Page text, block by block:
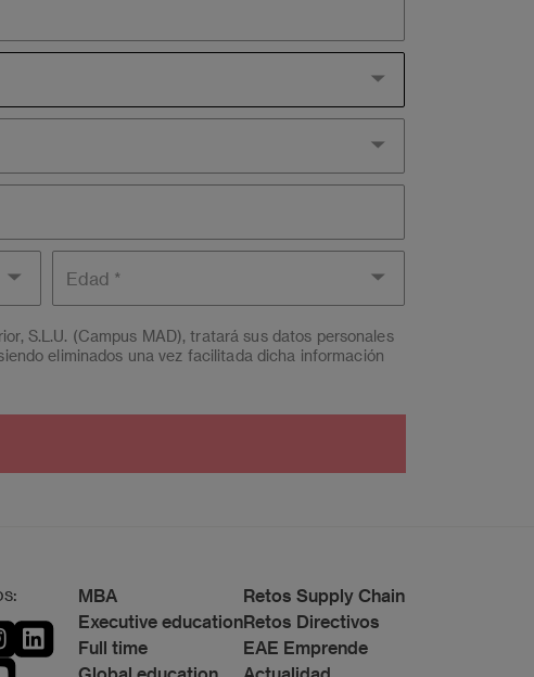
S.L.U. (Campus MAD), tratará sus datos personales
eliminados una vez facilitada dicha información
a EAE Institución Superior de Formación
221 de Barcelona, o remitiendo un email a
de protección de datos.
MBA
Executive education
Full time
Retos Supply Chain
Retos Directivos
EAE Emprende